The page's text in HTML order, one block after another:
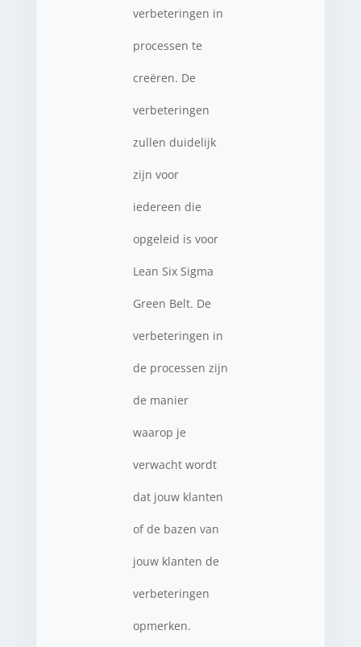
verbeteringen in
processen te
creëren. De
verbeteringen
zullen duidelijk
zijn voor
iedereen die
opgeleid is voor
Lean Six Sigma
Green Belt. De
verbeteringen in
de processen zijn
de manier
waarop je
verwacht wordt
dat jouw klanten
of de bazen van
jouw klanten de
verbeteringen
opmerken.